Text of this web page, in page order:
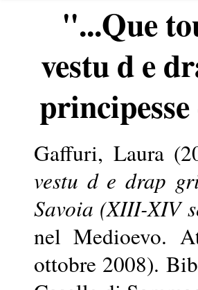
"...Que
vestu d e
Gaffuri, Laura
vestu d e drap
Savoia (XIII-XIV
nel Medioevo.
ottobre 2008).